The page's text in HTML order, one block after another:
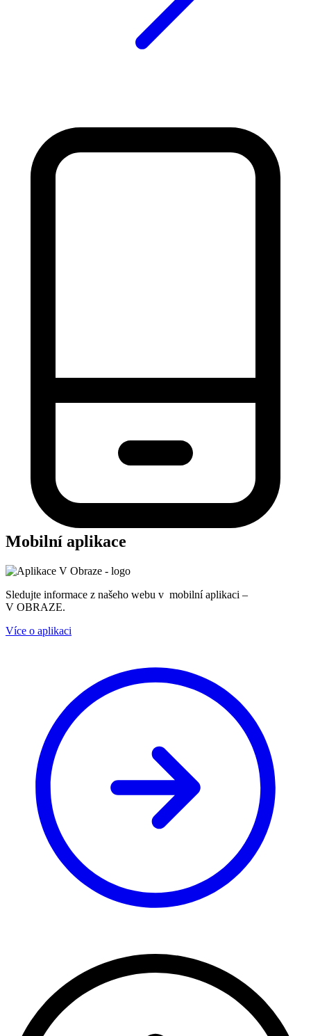
Mobilní aplikace
Sledujte informace z našeho webu v mobilní aplikaci –
V OBRAZE.
Více o aplikaci